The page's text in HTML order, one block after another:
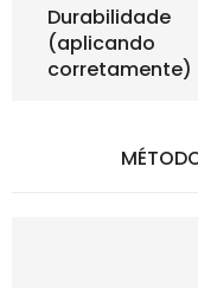
Durabilidade
(aplicando
corretamente)